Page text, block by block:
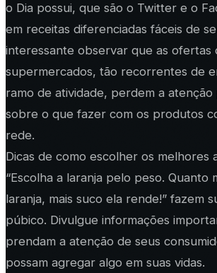
o Dia possui, que são o Twitter e o
em receitas diferenciadas fáceis de
interessante observar que as ofertas
supermercados, tão recorrentes de
ramo de atividade, perdem a
sobre o que fazer com os produtos
rede.
Dicas de como escolher os melhores
“Escolha a laranja pelo peso. Quanto
laranja, mais suco ela rende!” fazem
púbico. Divulgue informações
prendam a atenção de seus
possam agregar algo em suas vidas.